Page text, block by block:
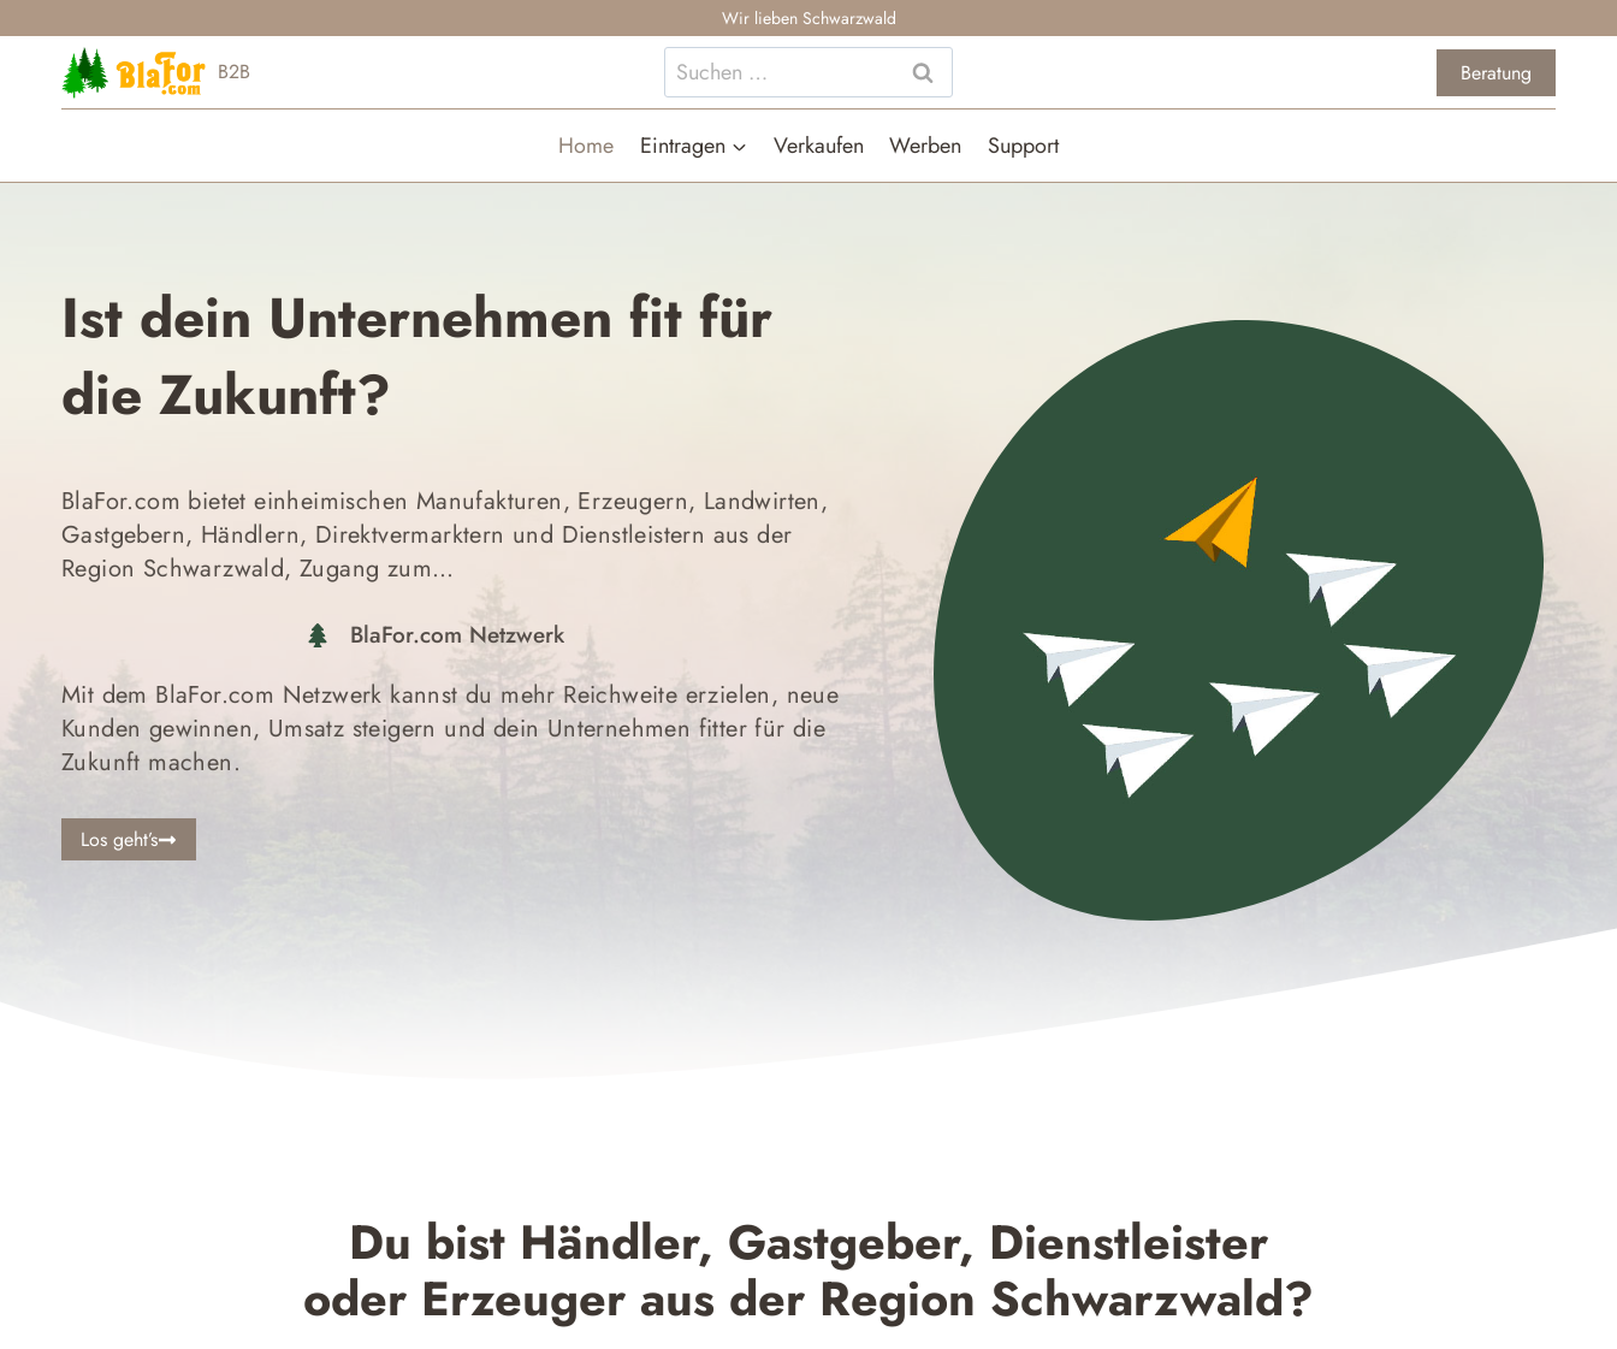
Inhalt
springen
Wir lieben Schwarzwald
B2B
Suchen
nach:
Beratung
Home Eintragen Verkaufen Werben Support
Ist dein Unternehmen fit für
die Zukunft?
BlaFor.com bietet einheimischen Manufakturen, Erzeugern, Landwirten,
Gastgebern, Händlern, Direktvermarktern und Dienstleistern aus der
Region Schwarzwald, Zugang zum…
BlaFor.com Netzwerk
Mit dem BlaFor.com Netzwerk kannst du mehr Reichweite erzielen, neue
Kunden gewinnen, Umsatz steigern und dein Unternehmen fitter für die
Zukunft machen.
Los geht’s
Du bist Händler, Gastgeber, Dienstleister
oder Erzeuger aus der Region Schwarzwald?